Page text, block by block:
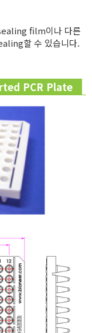
film이나 다른
할 수 있습니다.
PCR Plate